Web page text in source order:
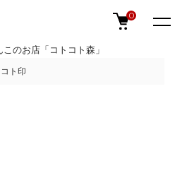
のお店「コトコト森」
0
ト印